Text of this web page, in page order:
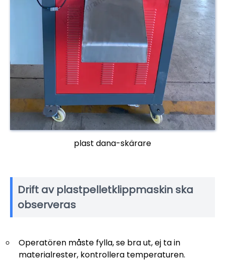
plast dana-skärare
Drift av plastpelletklippmaskin ska
observeras
Operatören måste fylla, se bra ut, ej ta in
materialrester, kontrollera temperaturen.